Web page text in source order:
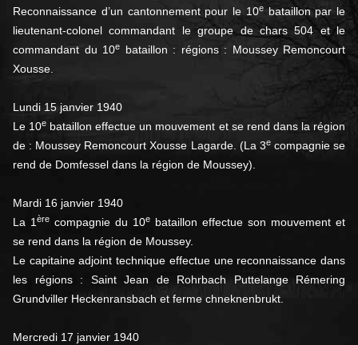
Reconnaissance d’un cantonnement pour le 10ebataillon par le
lieutenant-colonel commandant le groupe de chars 504 et le
commandant du 10e
bataillon : régions : Moussey Remoncourt
Xousse.
Lundi 15 janvier 1940
Le 10e bataillon effectue un mouvement et se rend dans la région
de : Moussey Remoncourt Xousse Lagarde. (La 3ecompagnie se
rend de Domfessel dans la région de Moussey).
Mardi 16 janvier 1940
La 1 ère compagnie du 10e bataillon effectue son mouvement et
se rend dans la région de Moussey.
Le capitaine adjoint technique effectue une reconnaissance dans
les régions : Saint Jean de Rohrbach Puttelange Rémering
Grundviller Heckenransbach et ferme chneknenbrukt.
Mercredi 17 janvier 1940